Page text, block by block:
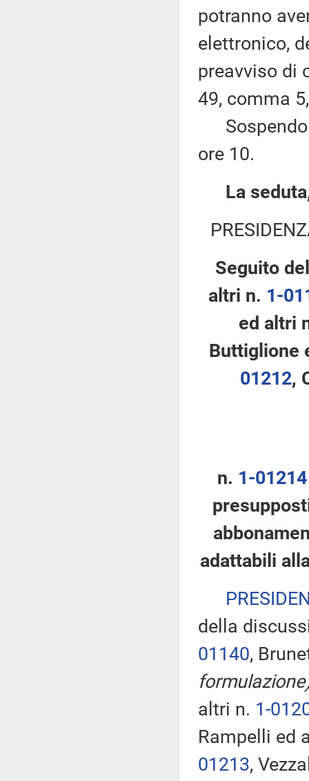
potranno
elettronico,
preavviso di
49, comma
Sospendo
ore 10.
La
Seguito
altri n. 1-
ed altri
Buttiglione
01212,
n. 1-01214
adattabili
della
01140,
altri n. 1-
Rampelli ed
01213,